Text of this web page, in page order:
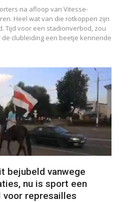
na afloop van Vitesse-
Heel wat van die rotkoppen zijn
Tijd voor een stadionverbod, zou
de clubleiding een beetje kennende
bejubeld vanwege
nu is sport een
represailles